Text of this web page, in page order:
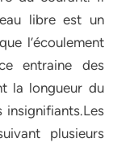
libre est un
l’écoulement
entraine des
la longueur du
insignifiants.Les
plusieurs